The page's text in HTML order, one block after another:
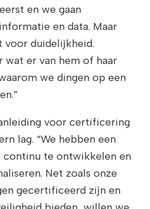
en we gaan
en data. Maar
duidelijkheid.
wat er van hem of haar
we dingen op een
voor certificering
lag. “We hebben een
continu te ontwikkelen en
Net zoals onze
gecertificeerd zijn en